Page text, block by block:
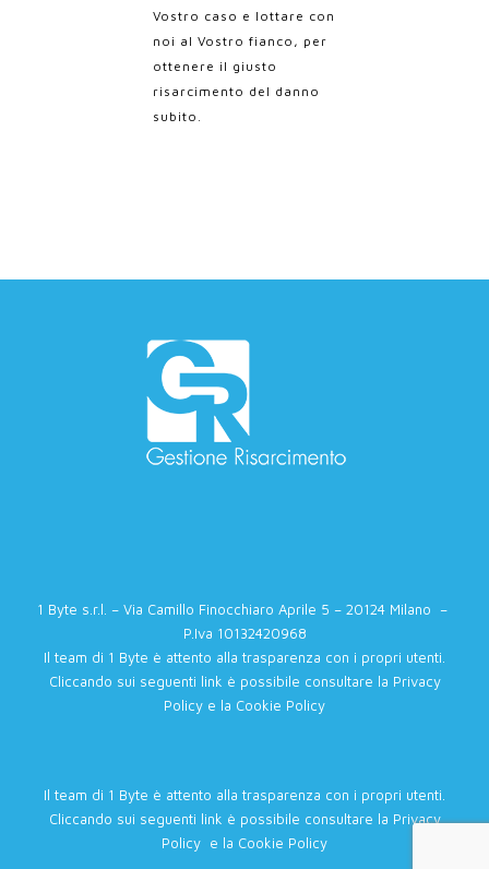
Vostro caso e lottare con
noi al Vostro fianco, per
ottenere il giusto
risarcimento del danno
subito.
1 Byte s.r.l. – Via Camillo Finocchiaro Aprile 5 – 20124 Milano –
P.Iva 10132420968
Il team di 1 Byte è attento alla trasparenza con i propri utenti.
Cliccando sui seguenti link è possibile consultare la Privacy
Policy e la Cookie Policy
Il team di 1 Byte è attento alla trasparenza con i propri utenti.
Cliccando sui seguenti link è possibile consultare la Privacy
Policy e la Cookie Policy